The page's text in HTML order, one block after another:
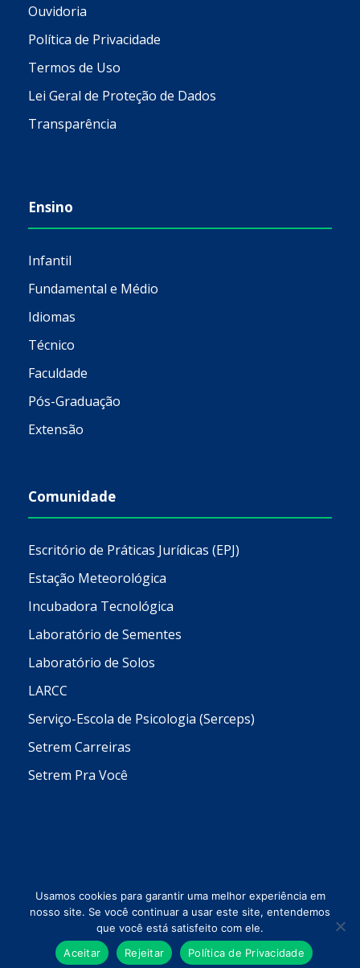
Ouvidoria
Política de Privacidade
Termos de Uso
Lei Geral de Proteção de Dados
Transparência
Ensino
Infantil
Fundamental e Médio
Idiomas
Técnico
Faculdade
Pós-Graduação
Extensão
Comunidade
Escritório de Práticas Jurídicas (EPJ)
Estação Meteorológica
Incubadora Tecnológica
Laboratório de Sementes
Laboratório de Solos
LARCC
Serviço-Escola de Psicologia (Serceps)
Setrem Carreiras
Setrem Pra Você
Todos os direitos reservados © 2026 Setrem
Usamos cookies para garantir uma melhor experiência em
nosso site. Se você continuar a usar este site, entendemos
que você está satisfeito com ele.
Aceitar
Rejeitar Política de Privacidade